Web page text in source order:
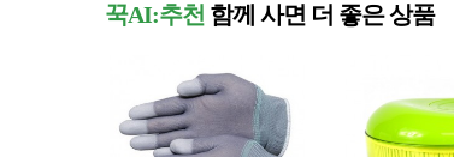
꾹AI:추천 함께 사면 더 좋은 상품